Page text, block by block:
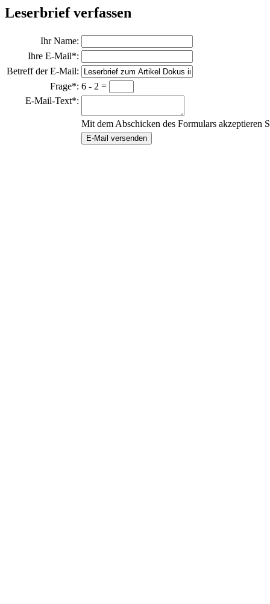
Leserbrief verfassen
Ihr Name:
Ihre E-Mail*:
Betreff der E-Mail:
Frage*: 6 - 2 =
E-Mail-Text*:
Mit dem Abschicken des Formulars akzeptieren
E-Mail versenden